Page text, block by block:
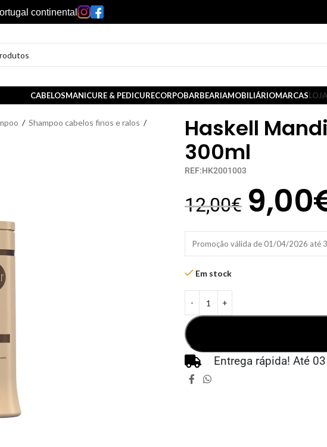
continental
CABELOSMANICURE & PEDICURECORPOBARBEARIAMOBILIÁRIOMARCASLOJA
/ Shampoo cabelos finos e ralos /
Haskell
300ml
REF:HK2001003
12,00€ 9,00
Promoção válida de 01/04/2026 até
Em stock
Entrega rápida! Até